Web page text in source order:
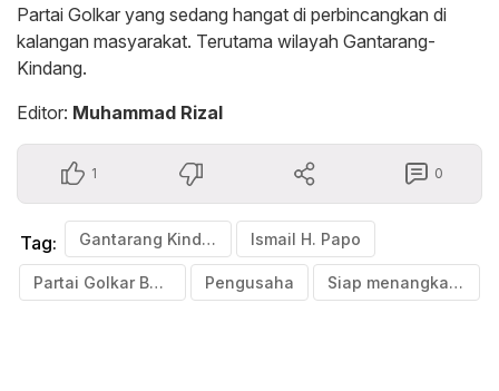
Partai Golkar yang sedang hangat di perbincangkan di
kalangan masyarakat. Terutama wilayah Gantarang-
Kindang.
Editor: Muhammad Rizal
1 0
Tag: Gantarang Kindang Ismail H. Papo
Partai Golkar Bulukumba Pengusaha Siap menangkan Golkar